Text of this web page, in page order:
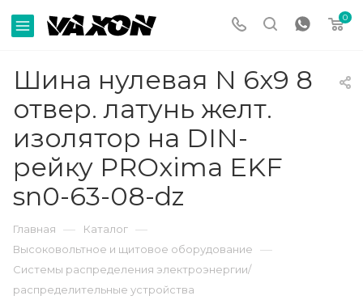
0
Шина нулевая N 6х9 8
отвер. латунь желт.
изолятор на DIN-
рейку PROxima EKF
sn0-63-08-dz
Главная — Каталог —
Высоковольтное и щитовое оборудование —
Системы распределения электроэнергии/
распределительные устройства